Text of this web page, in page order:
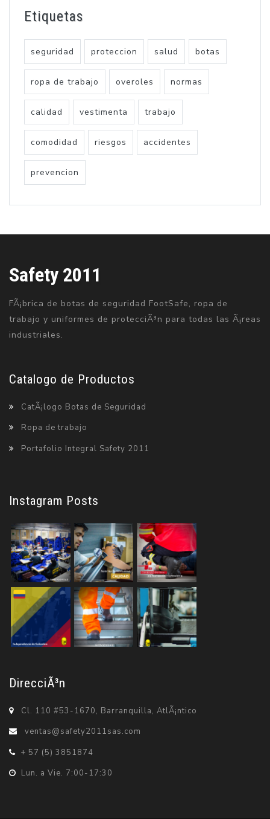
Etiquetas
seguridad proteccion salud botas
ropa de trabajo overoles normas
calidad vestimenta trabajo
comodidad riesgos accidentes
prevencion
Safety 2011
FÃ¡brica de botas de seguridad FootSafe, ropa de
trabajo y uniformes de protecciÃ³n para todas las Ã¡reas
industriales.
Catalogo de Productos
CatÃ¡logo Botas de Seguridad
Ropa de trabajo
Portafolio Integral Safety 2011
Instagram Posts
DirecciÃ³n
Cl. 110 #53-1670, Barranquilla, AtlÃ¡ntico
ventas@safety2011sas.com
+ 57 (5) 3851874
Lun. a Vie. 7:00-17:30